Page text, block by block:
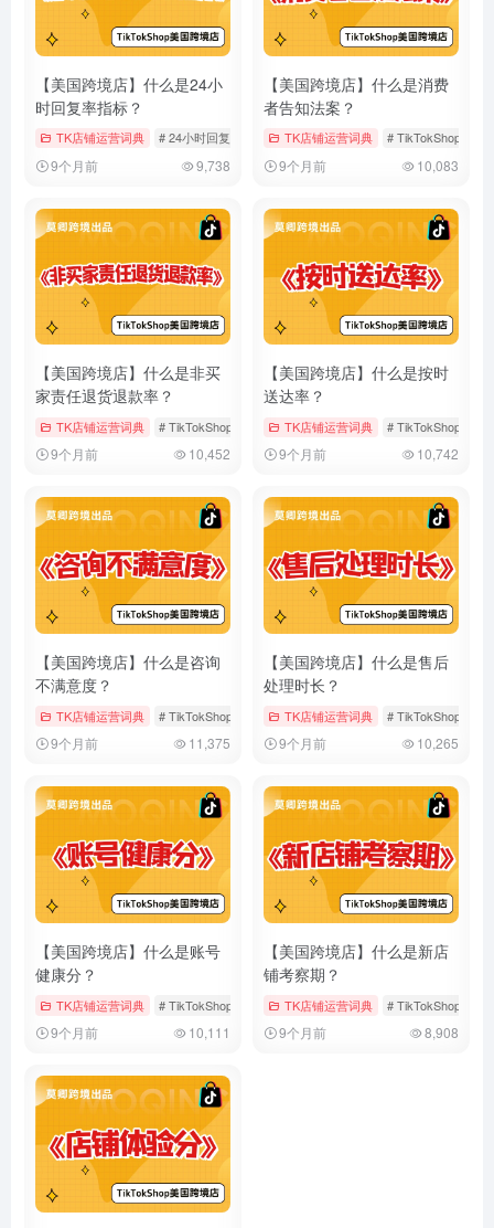
【美国跨境店】什么是24小
时回复率指标？
TK店铺运营词典 # 24小时回复率 # TikTokShop # 客户服务
9个月前 9,738
【美国跨境店】什么是消费
者告知法案？
TK店铺运营词典 # TikTokShop
9个月前 10,083
【美国跨境店】什么是非买
家责任退货退款率？
TK店铺运营词典 # TikTokShop # 店铺运营 # 美国跨境店
9个月前 10,452
【美国跨境店】什么是按时
送达率？
TK店铺运营词典 # TikTokShop
9个月前 10,742
【美国跨境店】什么是咨询
不满意度？
TK店铺运营词典 # TikTokShop # 咨询不满意度 # 售后服务
9个月前 11,375
【美国跨境店】什么是售后
处理时长？
TK店铺运营词典 # TikTokShop
9个月前 10,265
【美国跨境店】什么是账号
健康分？
TK店铺运营词典 # TikTokShop # 健康分 # 店铺运营
9个月前 10,111
【美国跨境店】什么是新店
铺考察期？
TK店铺运营词典 # TikTokShop
9个月前 8,908